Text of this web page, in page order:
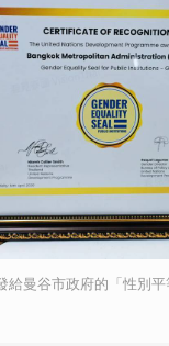
給曼谷市政府的「性別平